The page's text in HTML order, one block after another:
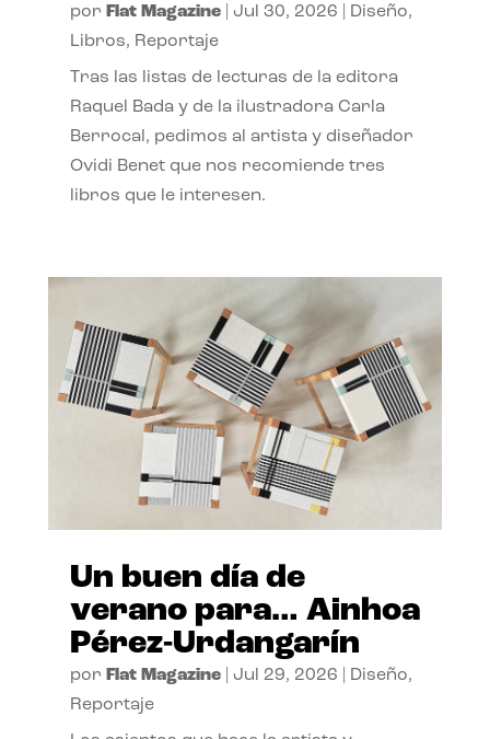
por Flat Magazine| Jul 30, 2026 Diseño,
Libros, Reportaje
Tras las listas de lecturas de la editora
Raquel Bada y de la ilustradora Carla
Berrocal, pedimos al artista y diseñador
Ovidi Benet que nos recomiende tres
libros que le interesen.
Un buen día de
verano para… Ainhoa
Pérez-Urdangarín
por Flat Magazine| Jul 29, 2026 Diseño,
Reportaje